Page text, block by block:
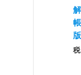
解説と
帳簿等
税込